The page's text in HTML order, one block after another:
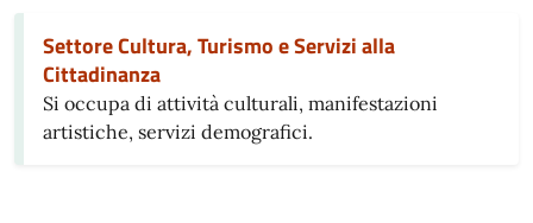
Settore Cultura, Turismo e Servizi alla
Cittadinanza
Si occupa di attività culturali, manifestazioni
artistiche, servizi demografici.